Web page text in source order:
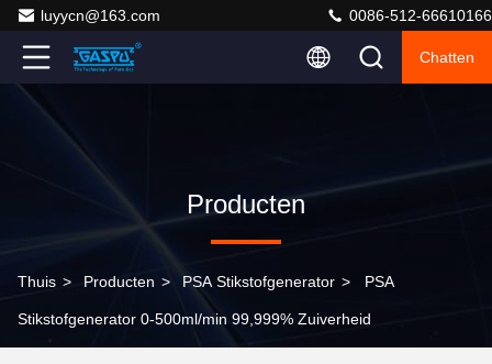
luyycn@163.com 0086-512-66610166
Chatten
Producten
Thuis > Producten > PSA Stikstofgenerator > PSA
Stikstofgenerator 0-500ml/min 99,999% Zuiverheid